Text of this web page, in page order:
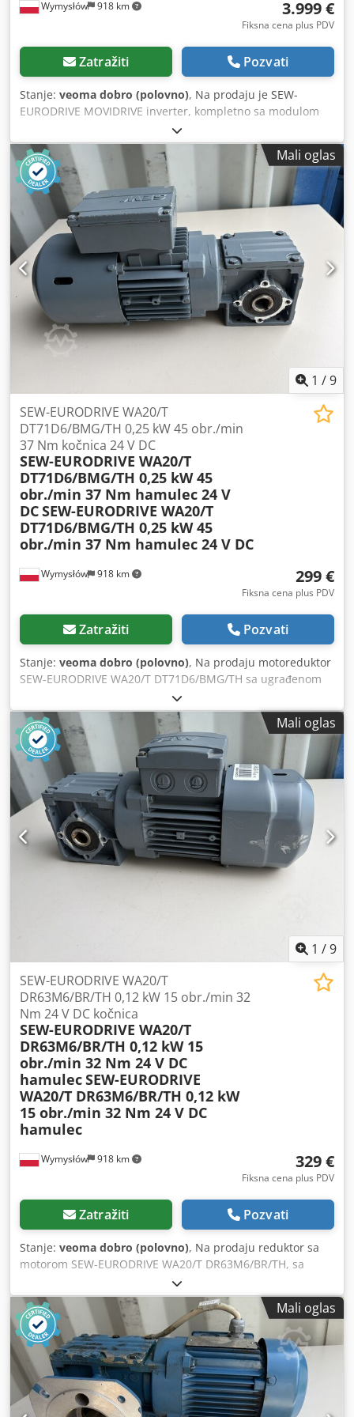
Wymysłów 918 km 3.999 €
Fiksna cena plus PDV
Zatražiti Pozvati
Stanje: veoma dobro (polovno), Na prodaju je SEW-
EURODRIVE MOVIDRIVE inverter, kompletno sa modulom
napajanja. Vizuelno stanje je u skladu sa fotografijama.
Tehnički podaci: Kontrolna jedinica: Proizvođač: SEW-
EURODRIVE Model: MDX61B0550-503-4-00 Tip kontrolera:
MDX61B-00 P/N: 08279691 P/N kontrolne jedinice:
08243492 SO#: 01.1304473308.0001.09 SO# kontrolne
jedinice: 0189307 Stepen zaštite: IP00 Zemlja porekla:
Nemačka (Proizvedeno u Nemačkoj) Modul napajanja:
Model: MDX60A0550-503-4-00 Sach. Nr.: 8226636 Br.:
0591425 Ulazno napajanje: 3×380–500 V AC ±10% 50–60 Hz
±5% 94,5 A AC (400 V) Radna temperatura: 0…40°C Stepen
zaštite: IP10 Codpfxjzphccj Agqoha Izlaz: 3×0 V 0–180 Hz
105 A AC (400 V) 73,5 kVA Lastart: M Ugrađeni
komunikacioni moduli: DFP21B DEH11B Dodatne oznake:
Servisna nalepnica SEW Werk Wien: Rep. Br.: 12424
kg Stanje: Vizuelno u dobrom stanju. Kućište ima pukotinu
(vidljivo na fotografijama). Vidljivi su normalni znaci
upotrebe, sitne ogrebotine i abrazije. Prodaje se u stanju u
kojem je prikazano na fotografijama.
Mali oglas
1 /9
Wymysłów 918 km
SEW-EURODRIVE WA20/T
DT71D6/BMG/TH 0,25 kW 45 obr./min
37 Nm kočnica 24 V DC
SEW-EURODRIVE WA20/T
DT71D6/BMG/TH 0,25 kW 45
obr./min 37 Nm hamulec 24 V
DCSEW-EURODRIVE WA20/T
DT71D6/BMG/TH 0,25 kW 45
obr./min 37 Nm hamulec 24 V DC
299 €
Fiksna cena plus PDV
Zatražiti Pozvati
Stanje: veoma dobro (polovno), Na prodaju motoreduktor
SEW-EURODRIVE WA20/T DT71D6/BMG/TH sa ugrađenom
elektromagnetnom kočnicom od 24 V DC. Uređaj je
potpuno ispravan, testiran i spreman za rad. Tehničko
stanje je veoma dobro. Kućište ima uobičajene tragove
korišćenja u vidu sitnih ogrebotina i abrazija, koje ne utiču
na funkcionisanje uređaja. Tehnički podaci: Proizvođač:
SEW-EURODRIVE Model reduktora: WA20/T Chodpfx Ajzn
Npzogqoa Tip motora: DT71D6/BMG/TH Snaga: 0,25 kW
Napajanje: 3×230/400 V Δ/Y Frekvencija: 50 Hz Nominalna
struja: 1,48 / 0,85 A Brzina motora: 880 o/min Izlazna
brzina: 45 o/min Obrtni moment: 37 Nm Prenosni odnos: i
= 19,50 Stepen zaštite: IP54 Klasa izolacije: F Kočnica: 24 V
DC Kočioni moment: 5 Nm Masa: 11,66 kg
Mali oglas
1 /9
Wymysłów 918 km
SEW-EURODRIVE WA20/T
DR63M6/BR/TH 0,12 kW 15 obr./min 32
Nm 24 V DC kočnica
SEW-EURODRIVE WA20/T
DR63M6/BR/TH 0,12 kW 15
obr./min 32 Nm 24 V DC
hamulecSEW-EURODRIVE
WA20/T DR63M6/BR/TH 0,12 kW
15 obr./min 32 Nm 24 V DC
hamulec
329 €
Fiksna cena plus PDV
Zatražiti Pozvati
Stanje: veoma dobro (polovno), Na prodaju reduktor sa
motorom SEW-EURODRIVE WA20/T DR63M6/BR/TH, sa
trofaznim motorom i elektromagnetskom kočnicom 24 V
DC. Uređaj je u potpunosti ispravan, testiran i spreman za
upotrebu. Tehničko stanje je veoma dobro, vidljivi su
normalni tragovi korišćenja, kao i manja oštećenja kućišta.
Tehnički podaci: Proizvođač: SEW-EURODRIVE Chedpozn
Ngasfx Agqja Model reduktora: WA20/T Tip motora:
DR63M6/BR/TH Snaga: 0,12 kW Napajanje: 3×230/400 V Δ/Y
Frekvencija: 50 Hz Struja: 1,00 / 0,57 A Brzina motora: 900
o/min Izlazna brzina: 15 o/min Obrtni moment: 32 Nm
Mali oglas